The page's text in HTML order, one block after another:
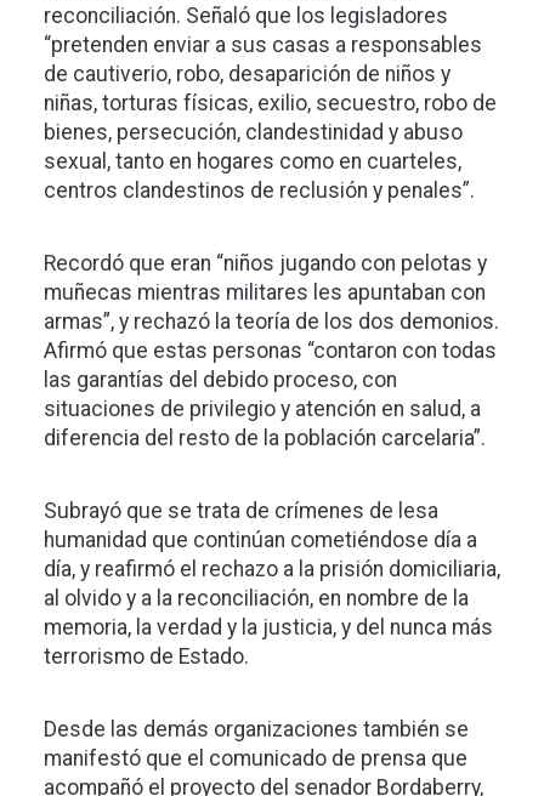
reconciliación. Señaló que los legisladores
“pretenden enviar a sus casas a responsables
de cautiverio, robo, desaparición de niños y
niñas, torturas físicas, exilio, secuestro, robo de
bienes, persecución, clandestinidad y abuso
sexual, tanto en hogares como en cuarteles,
centros clandestinos de reclusión y penales”.
Recordó que eran “niños jugando con pelotas y
muñecas mientras militares les apuntaban con
armas”, y rechazó la teoría de los dos demonios.
Afirmó que estas personas “contaron con todas
las garantías del debido proceso, con
situaciones de privilegio y atención en salud, a
diferencia del resto de la población carcelaria”.
Subrayó que se trata de crímenes de lesa
humanidad que continúan cometiéndose día a
día, y reafirmó el rechazo a la prisión domiciliaria,
al olvido y a la reconciliación, en nombre de la
memoria, la verdad y la justicia, y del nunca más
terrorismo de Estado.
Desde las demás organizaciones también se
manifestó que el comunicado de prensa que
acompañó el proyecto del senador Bordaberry,